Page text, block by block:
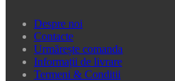
Despre noi
Contacte
Urmărește comanda
Informații de livrare
Termeni & Conditii